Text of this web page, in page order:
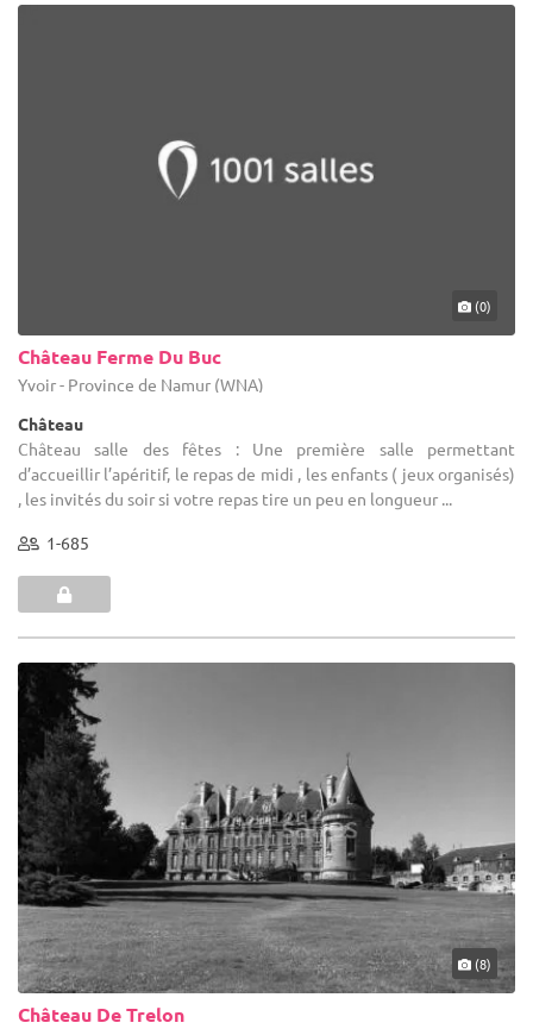
(0)
Château Ferme Du Buc
Yvoir - Province de Namur (WNA)
Château
Château salle des fêtes : Une première salle permettant
d’accueillir l’apéritif, le repas de midi , les enfants ( jeux organisés)
, les invités du soir si votre repas tire un peu en longueur ...
1-685
(8)
Château De Trelon